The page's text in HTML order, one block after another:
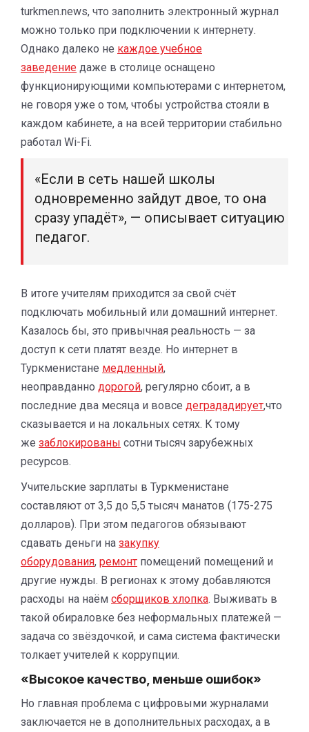
turkmen.news, что заполнить электронный журнал
можно только при подключении к интернету.
Однако далеко не каждое учебное
заведение даже в столице оснащено
функционирующими компьютерами с интернетом,
не говоря уже о том, чтобы устройства стояли в
каждом кабинете, а на всей территории стабильно
работал Wi-Fi.
«Если в сеть нашей школы
одновременно зайдут двое, то она
сразу упадёт», — описывает ситуацию
педагог.
В итоге учителям приходится за свой счёт
подключать мобильный или домашний интернет.
Казалось бы, это привычная реальность — за
доступ к сети платят везде. Но интернет в
Туркменистане медленный,
неоправданно дорогой, регулярно сбоит, а в
последние два месяца и вовсе деградадирует,что
сказывается и на локальных сетях. К тому
же заблокированы сотни тысяч зарубежных
ресурсов.
Учительские зарплаты в Туркменистане
составляют от 3,5 до 5,5 тысяч манатов (175-275
долларов). При этом педагогов обязывают
сдавать деньги на закупку
оборудования, ремонт помещений помещений и
другие нужды. В регионах к этому добавляются
расходы на наём сборщиков хлопка. Выживать в
такой обираловке без неформальных платежей —
задача со звёздочкой, и сама система фактически
толкает учителей к коррупции.
«Высокое качество, меньше ошибок»
Но главная проблема с цифровыми журналами
заключается не в дополнительных расходах, а в